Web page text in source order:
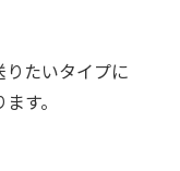
たいタイプに
す。